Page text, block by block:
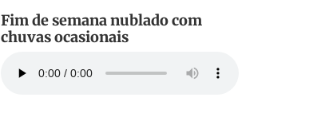
Fim de semana nublado com
chuvas ocasionais